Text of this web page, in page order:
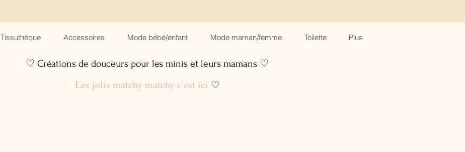
Tissuthèque Accessoires Mode bébé/enfant Mode maman/femme Toilette Plus
♡ Créations de douceurs pour les minis et leurs mamans ♡
Les jolis matchy matchy c'est ici ♡